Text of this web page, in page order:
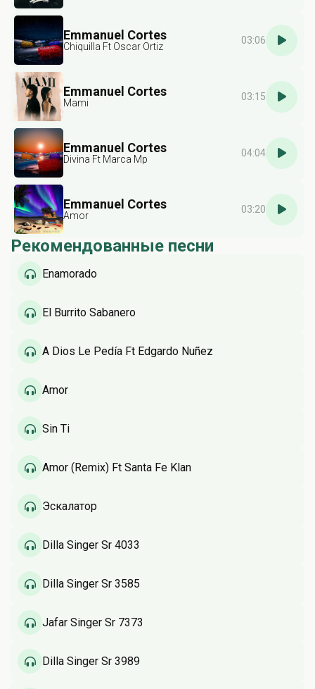
Emmanuel Cortes
Chiquilla Ft Oscar Ortiz
03:06
Emmanuel Cortes
Mami
03:15
Emmanuel Cortes
Divina Ft Marca Mp
04:04
Emmanuel Cortes
Amor
03:20
Рекомендованные песни
Enamorado
El Burrito Sabanero
A Dios Le Pedía Ft Edgardo Nuñez
Amor
Sin Ti
Amor (Remix) Ft Santa Fe Klan
Эскалатор
Dilla Singer Sr 4033
Dilla Singer Sr 3585
Jafar Singer Sr 7373
Dilla Singer Sr 3989